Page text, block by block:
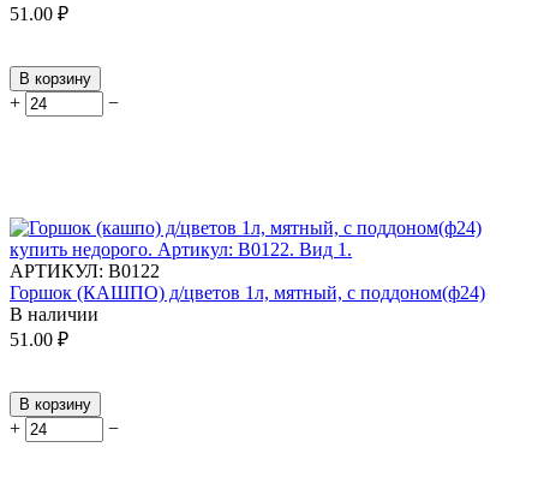
51.00 ₽
В корзину
+ −
АРТИКУЛ: В0122
Горшок (КАШПО) д/цветов 1л, мятный, с поддоном(ф24)
В наличии
51.00 ₽
В корзину
+ −